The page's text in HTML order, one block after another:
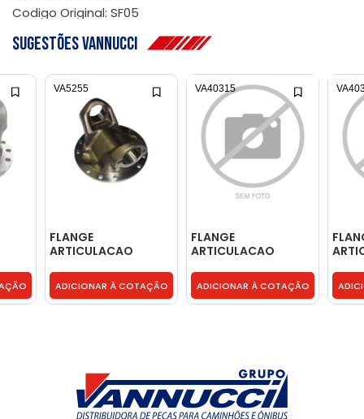
Codigo Original: SF05
Sugestões Vannucci
FLANGE
ARTICULACAO
5-2-329
ADICIONAR À COTAÇÃO
VA5255
FLANGE
ARTICULACAO
(REFORCADA) -
2060002
ADICIONAR À COTAÇÃO
VA40315